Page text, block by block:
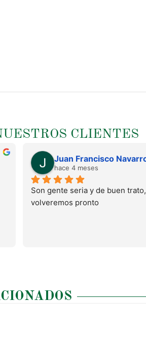
CLIENTES
hace 4 meses
Son gente seria y de buen trato,
volveremos pronto